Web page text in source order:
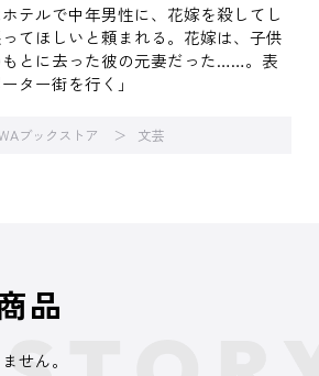
テルで中年男性に、花嫁を殺してし
てほしいと頼まれる。花嫁は、子供
とに去った彼の元妻だった……。表
ター街を行く」
ブックストア 文芸
品
せん。